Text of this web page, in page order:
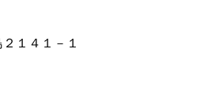
１４１－１